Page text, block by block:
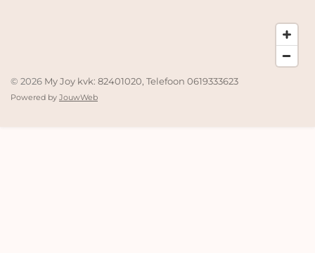
© 2026 My Joy kvk: 82401020, Telefoon 0619333623
Powered by JouwWeb